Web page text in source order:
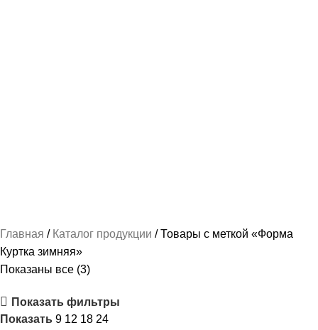
Главная Каталог продукции
Товары с меткой «Форма
Куртка зимняя»
Показаны все (3)
Показать фильтры
Показать 9 12 18 24